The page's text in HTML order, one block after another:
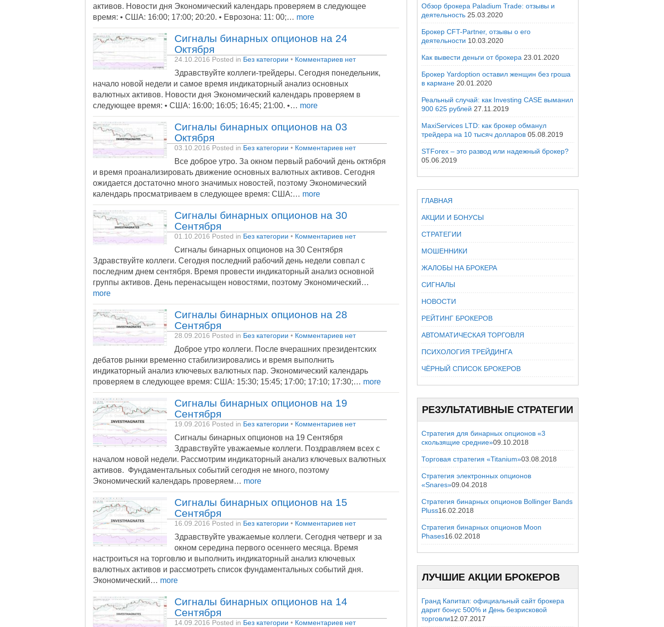
активов. Новости дня Экономический календарь проверяем в следующее
время: • США: 16:00; 17:00; 20:20. • Еврозона: 11: 00;… more
Сигналы бинарных опционов на 24
Октября
24.10.2016 Posted in Без категории • Комментариев нет
Здравствуйте коллеги-трейдеры. Сегодня понедельник,
начало новой недели и самое время индикаторный анализ основных
валютных активов. Новости дня Экономический календарь проверяем в
следующее время: • США: 16:00; 16:05; 16:45; 21:00. •… more
Сигналы бинарных опционов на 03
Октября
03.10.2016 Posted in Без категории • Комментариев нет
Все доброе утро. За окном первый рабочий день октября
и время проанализировать движение основных валютных активов. Сегодня
ожидается достаточно много значимых новостей, поэтому Экономический
календарь просматриваем в следующее время: США:… more
Сигналы бинарных опционов на 30
Сентября
01.10.2016 Posted in Без категории • Комментариев нет
Сигналы бинарных опционов на 30 Сентября
Здравствуйте коллеги. Сегодня последний рабочий день недели совпал с
последним днем сентября. Время провести индикаторный анализ основной
группы активов. День перенасыщен новостями, поэтому Экономический…
more
Сигналы бинарных опционов на 28
Сентября
28.09.2016 Posted in Без категории • Комментариев нет
Доброе утро коллеги. После вчерашних президентских
дебатов рынки временно стабилизировались и время выполнить
индикаторный анализ ключевых валютных пар. Экономический календарь
проверяем в следующее время: США: 15:30; 15:45; 17:00; 17:10; 17:30;… more
Сигналы бинарных опционов на 19
Сентября
19.09.2016 Posted in Без категории • Комментариев нет
Сигналы бинарных опционов на 19 Сентября
Здравствуйте уважаемые коллеги. Поздравляем всех с
началом новой недели. Рассмотрим индикаторный анализ ключевых валютных
активов. Фундаментальных событий сегодня не много, поэтому
Экономический календарь проверяем… more
Сигналы бинарных опционов на 15
Сентября
16.09.2016 Posted in Без категории • Комментариев нет
Здравствуйте уважаемые коллеги. Сегодня четверг и за
окном середина первого осеннего месяца. Время
настроиться на торговлю и выполнить индикаторный анализ ключевых
валютных активов и рассмотреть список фундаментальных событий дня.
Экономический… more
Сигналы бинарных опционов на 14
Сентября
14.09.2016 Posted in Без категории • Комментариев нет
Обзор брокера Paladium Trade: отзывы и
деятельность 25.03.2020
Брокер CFT-Partner, отзывы о его
деятельности 10.03.2020
Как вывести деньги от брокера 23.01.2020
Брокер Yardoption оставил женщин без гроша
в кармане 20.01.2020
Реальный случай: как Investing CASE выманил
900 625 рублей 27.11.2019
MaxiServices LTD: как брокер обманул
трейдера на 10 тысяч долларов 05.08.2019
STForex – это развод или надежный брокер?
05.06.2019
ГЛАВНАЯ
АКЦИИ И БОНУСЫ
СТРАТЕГИИ
МОШЕННИКИ
ЖАЛОБЫ НА БРОКЕРА
СИГНАЛЫ
НОВОСТИ
РЕЙТИНГ БРОКЕРОВ
АВТОМАТИЧЕСКАЯ ТОРГОВЛЯ
ПСИХОЛОГИЯ ТРЕЙДИНГА
ЧЁРНЫЙ СПИСОК БРОКЕРОВ
РЕЗУЛЬТАТИВНЫЕ СТРАТЕГИИ
Стратегия для бинарных опционов «3
скользящие средние»09.10.2018
Торговая стратегия «Titanium»03.08.2018
Стратегия электронных опционов
«Snares»09.04.2018
Стратегия бинарных опционов Bollinger Bands
Pluss16.02.2018
Стратегия бинарных опционов Moon
Phases16.02.2018
ЛУЧШИЕ АКЦИИ БРОКЕРОВ
Гранд Капитал: официальный сайт брокера
дарит бонус 500% и День безрисковой
торговли12.07.2017